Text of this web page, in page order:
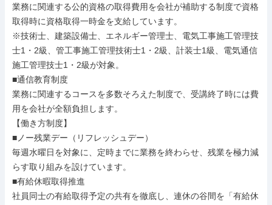
業務に関連する公的資格の取得費用を会社が補助する制度で資格
取得時に資格取得一時金を支給しています。
※技術士、建築設備士、エネルギー管理士、電気工事施工管理技
士1・2級、管工事施工管理技術士1・2級、計装士1級、電気通信
施工管理技士1・2級が対象。
■通信教育制度
業務に関連するコースを多数そろえた制度で、受講終了時には費
用を会社が全額負担します。
【働き方制度】
■ノー残業デー（リフレッシュデー）
毎週水曜日を対象に、定時までに業務を終わらせ、残業を極力減
らす取り組みを設けています。
■有給休暇取得推進
社員同士の有給取得予定の共有を徹底し、連休の谷間を「有給休